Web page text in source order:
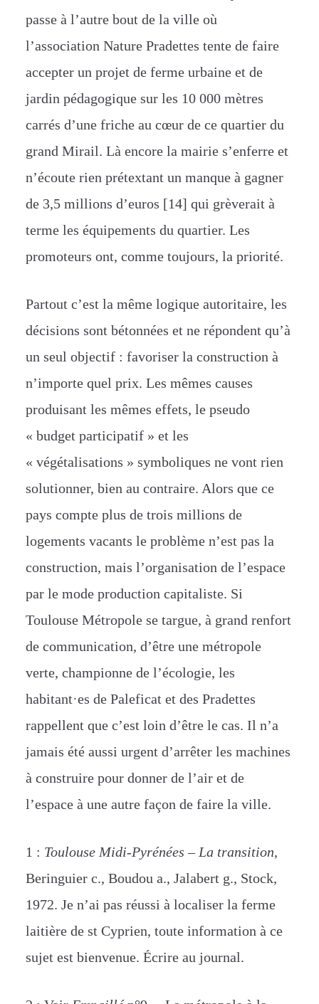
passe à l’autre bout de la ville où
l’association Nature Pradettes tente de faire
accepter un projet de ferme urbaine et de
jardin pédagogique sur les 10 000 mètres
carrés d’une friche au cœur de ce quartier du
grand Mirail. Là encore la mairie s’enferre et
n’écoute rien prétextant un manque à gagner
de 3,5 millions d’euros [14] qui grèverait à
terme les équipements du quartier. Les
promoteurs ont, comme toujours, la priorité.
Partout c’est la même logique autoritaire, les
décisions sont bétonnées et ne répondent qu’à
un seul objectif : favoriser la construction à
n’importe quel prix. Les mêmes causes
produisant les mêmes effets, le pseudo
« budget participatif » et les
« végétalisations » symboliques ne vont rien
solutionner, bien au contraire. Alors que ce
pays compte plus de trois millions de
logements vacants le problème n’est pas la
construction, mais l’organisation de l’espace
par le mode production capitaliste. Si
Toulouse Métropole se targue, à grand renfort
de communication, d’être une métropole
verte, championne de l’écologie, les
habitant·es de Paleficat et des Pradettes
rappellent que c’est loin d’être le cas. Il n’a
jamais été aussi urgent d’arrêter les machines
à construire pour donner de l’air et de
l’espace à une autre façon de faire la ville.
1 : Toulouse Midi-Pyrénées – La transition,
Beringuier c., Boudou a., Jalabert g., Stock,
1972. Je n’ai pas réussi à localiser la ferme
laitière de st Cyprien, toute information à ce
sujet est bienvenue. Écrire au journal.